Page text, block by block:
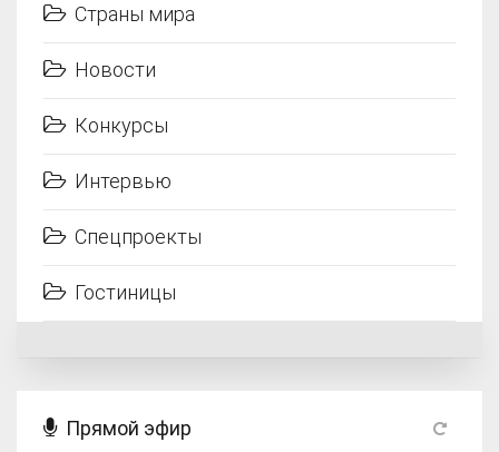
Страны мира
Новости
Конкурсы
Интервью
Спецпроекты
Гостиницы
Прямой эфир